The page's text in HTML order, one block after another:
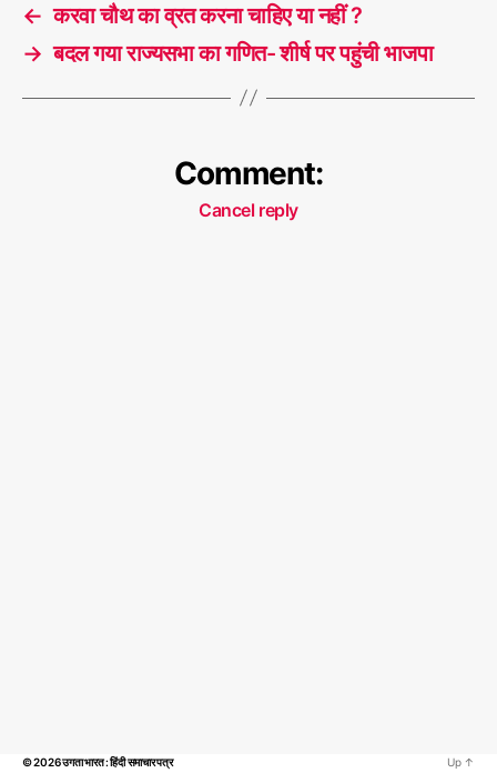
← करवा चौथ का व्रत करना चाहिए या नहीं ?
→ बदल गया राज्यसभा का गणित- शीर्ष पर पहुंची भाजपा
Comment:
Cancel reply
© 2026उगता भारत : हिंदी समाचार पत्र Up ↑